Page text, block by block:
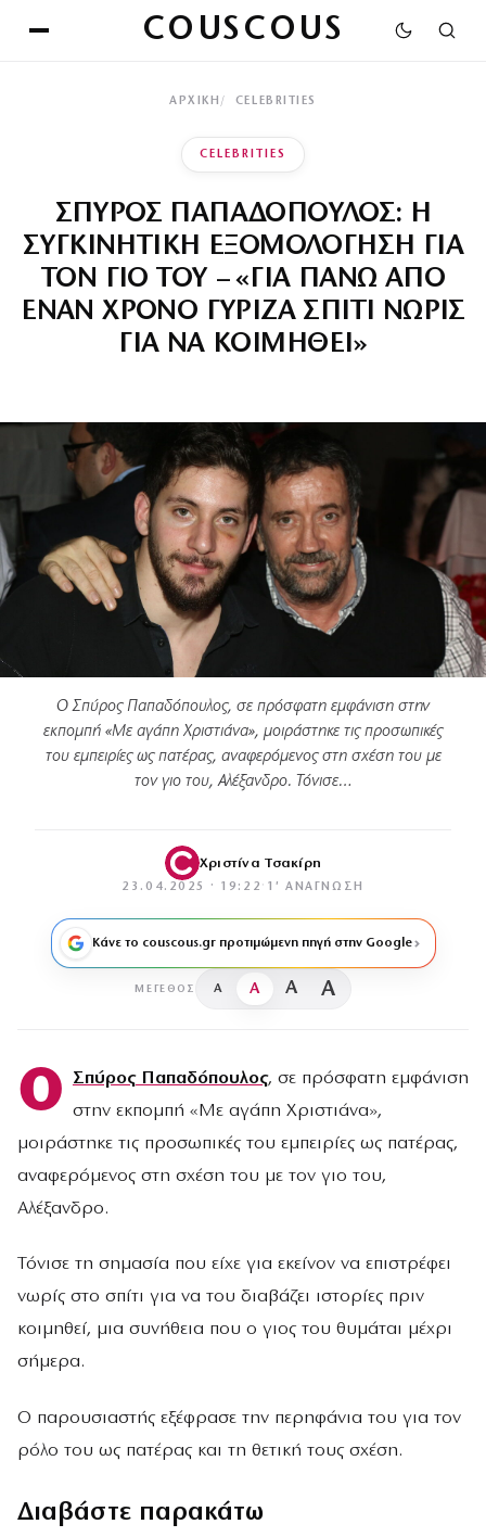
COUSCOUS
ΑΡΧΙΚΉ CELEBRITIES
CELEBRITIES
ΣΠΥΡΟΣ ΠΑΠΑΔΟΠΟΥΛΟΣ: Η
ΣΥΓΚΙΝΗΤΙΚΗ ΕΞΟΜΟΛΟΓΗΣΗ ΓΙΑ
ΤΟΝ ΓΙΟ ΤΟΥ – «ΓΙΑ ΠΑΝΩ ΑΠΟ
ΕΝΑΝ ΧΡΟΝΟ ΓΥΡΙΖΑ ΣΠΙΤΙ ΝΩΡΙΣ
ΓΙΑ ΝΑ ΚΟΙΜΗΘΕΙ»
Ο Σπύρος Παπαδόπουλος, σε πρόσφατη εμφάνιση στην
εκπομπή «Με αγάπη Χριστιάνα», μοιράστηκε τις προσωπικές
του εμπειρίες ως πατέρας, αναφερόμενος στη σχέση του με
τον γιο του, Αλέξανδρο. Τόνισε…
Χριστίνα Τσακίρη
23.04.2025 · 19:22 · 1′ ΑΝΆΓΝΩΣΗ
Κάνε το couscous.gr προτιμώμενη πηγή στην Google
ΜΈΓΕΘΟΣ A A A A
Ο Σπύρος Παπαδόπουλος, σε πρόσφατη εμφάνιση
στην εκπομπή «Με αγάπη Χριστιάνα»,
μοιράστηκε τις προσωπικές του εμπειρίες ως πατέρας,
αναφερόμενος στη σχέση του με τον γιο του,
Αλέξανδρο.
Τόνισε τη σημασία που είχε για εκείνον να επιστρέφει
νωρίς στο σπίτι για να του διαβάζει ιστορίες πριν
κοιμηθεί, μια συνήθεια που ο γιος του θυμάται μέχρι
σήμερα.
Ο παρουσιαστής εξέφρασε την περηφάνια του για τον
ρόλο του ως πατέρας και τη θετική τους σχέση.
Διαβάστε παρακάτω